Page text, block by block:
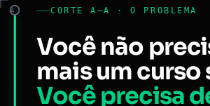
A CORTE A–A · O PROBLEMA
Você não
mais um curso
Você precisa